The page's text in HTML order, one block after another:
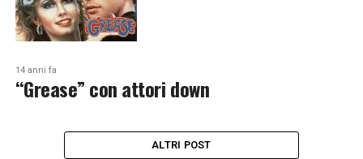
14 anni fa
“Grease” con attori down
ALTRI POST